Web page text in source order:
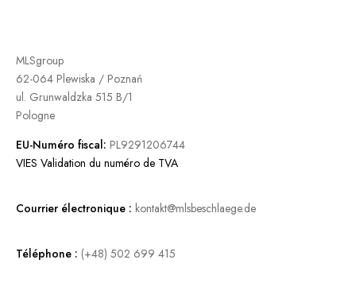
MLSgroup
62-064 Plewiska / Poznań
ul. Grunwaldzka 515 B/1
Pologne
EU-Numéro fiscal: PL9291206744
VIES Validation du numéro de TVA
Courrier électronique : kontakt@mlsbeschlaege.de
Téléphone : (+48) 502 699 415